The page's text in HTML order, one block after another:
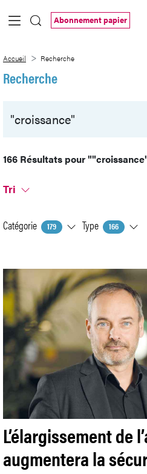
Saut au contenu principal
Abonnement papier
Accueil Recherche
Recherche
166 Résultats pour
Tri
Catégorie 179 Type 166
L’élargissement de
augmentera la